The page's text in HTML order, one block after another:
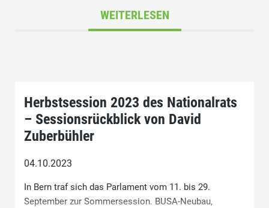
WEITERLESEN
Herbstsession 2023 des Nationalrats
– Sessionsrückblick von David
Zuberbühler
04.10.2023
In Bern traf sich das Parlament vom 11. bis 29.
September zur Sommersession. BUSA-Neubau,